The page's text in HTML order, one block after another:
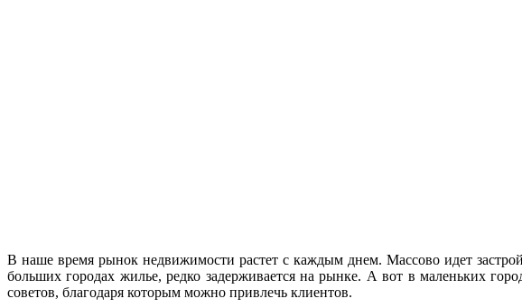
В наше время рынок недвижимости растет с каждым днем. Массово идет
больших городах жилье, редко задерживается на рынке. А вот в маленьких
советов, благодаря которым можно привлечь клиентов.